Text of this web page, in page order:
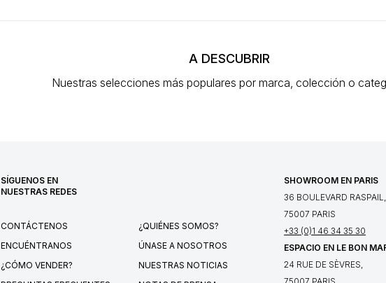
A DESCUBRIR
Nuestras selecciones más populares por marca, colección o
SÍGUENOS EN
NUESTRAS REDES
CONTÁCTENOS
ENCUÉNTRANOS
¿CÓMO VENDER?
¿QUIÉNES SOMOS?
ÚNASE A NOSOTROS
NUESTRAS NOTICIAS
SHOWROOM EN PARIS
36 BOULEVARD RASPAIL,
75007 PARIS
+33 (0)1 46 34 35 30
ESPACIO EN LE BON
24 RUE DE SÈVRES,